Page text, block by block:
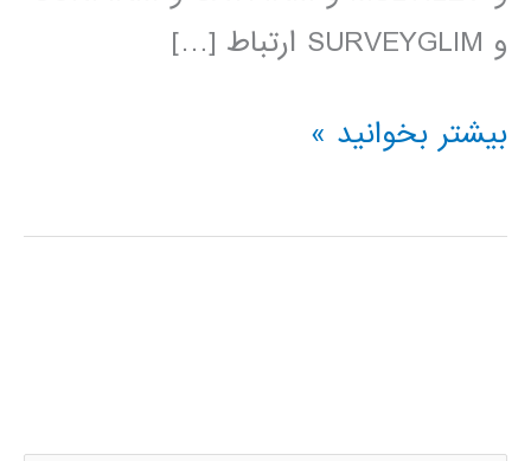
و SURVEYGLIM ارتباط […]
فیلم
فارسی
بیشتر بخوانید »